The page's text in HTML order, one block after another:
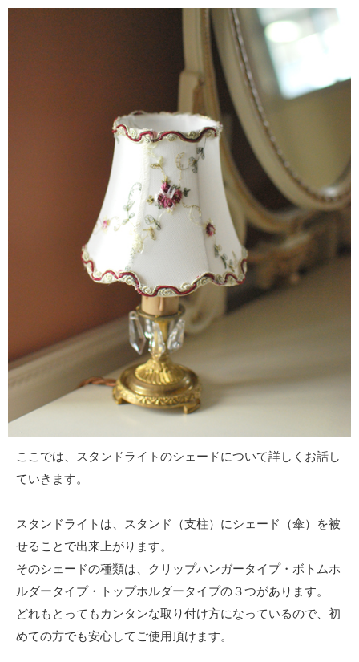
ここでは、スタンドライトのシェードについて詳しくお話し
ていきます。
スタンドライトは、スタンド（支柱）にシェード（傘）を被
せることで出来上がります。
そのシェードの種類は、クリップハンガータイプ・ボトムホ
ルダータイプ・トップホルダータイプの３つがあります。
どれもとってもカンタンな取り付け方になっているので、初
めての方でも安心してご使用頂けます。